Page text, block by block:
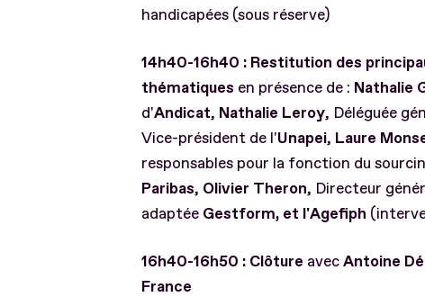
handicapées (sous réserve)
14h40-16h40 : Restitution des
thématiques en présence de : Nathalie
d'Andicat, Nathalie Leroy, Déléguée
Vice-président de l'Unapei, Laure
responsables pour la fonction du
Paribas, Olivier Theron, Directeur
adaptée Gestform, et l'Agefiph
16h40-16h50 : Clôture avecAntoine
France